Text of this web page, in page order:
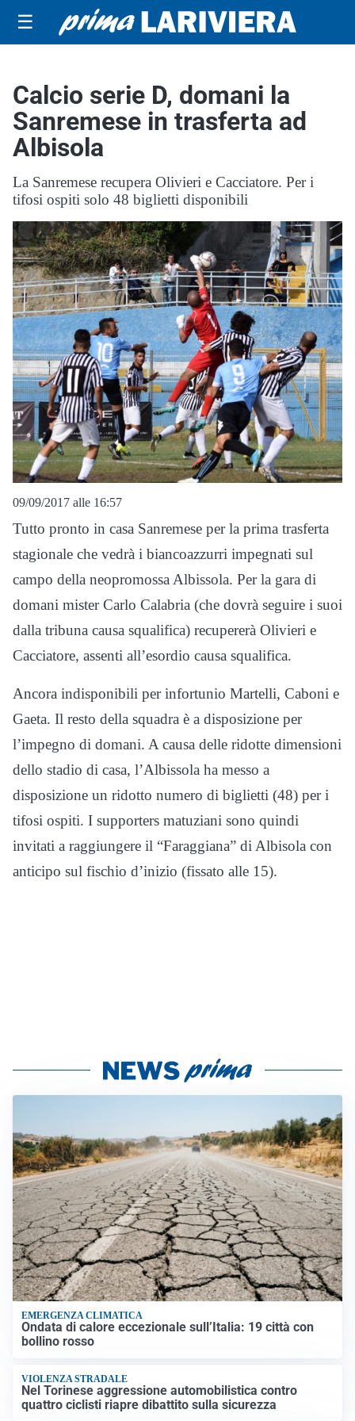
☰
Calcio serie D, domani la
Sanremese in trasferta ad
Albisola
La Sanremese recupera Olivieri e Cacciatore. Per i
tifosi ospiti solo 48 biglietti disponibili
09/09/2017 alle 16:57
Tutto pronto in casa Sanremese per la prima trasferta
stagionale che vedrà i biancoazzurri impegnati sul
campo della neopromossa Albissola. Per la gara di
domani mister Carlo Calabria (che dovrà seguire i suoi
dalla tribuna causa squalifica) recupererà Olivieri e
Cacciatore, assenti all’esordio causa squalifica.
Ancora indisponibili per infortunio Martelli, Caboni e
Gaeta. Il resto della squadra è a disposizione per
l’impegno di domani. A causa delle ridotte dimensioni
dello stadio di casa, l’Albissola ha messo a
disposizione un ridotto numero di biglietti (48) per i
tifosi ospiti. I supporters matuziani sono quindi
invitati a raggiungere il “Faraggiana” di Albisola con
anticipo sul fischio d’inizio (fissato alle 15).
EMERGENZA CLIMATICA
Ondata di calore eccezionale sull’Italia: 19 città con
bollino rosso
VIOLENZA STRADALE
Nel Torinese aggressione automobilistica contro
quattro ciclisti riapre dibattito sulla sicurezza